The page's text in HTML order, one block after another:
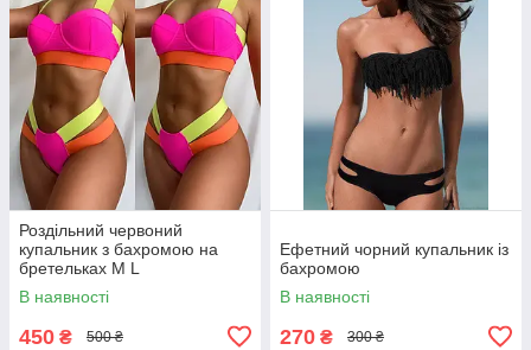
Роздільний червоний
купальник з бахромою на
бретельках M L
В наявності
450 ₴ 500 ₴
Ефетний чорний купальник із
бахромою
В наявності
270 ₴ 300 ₴